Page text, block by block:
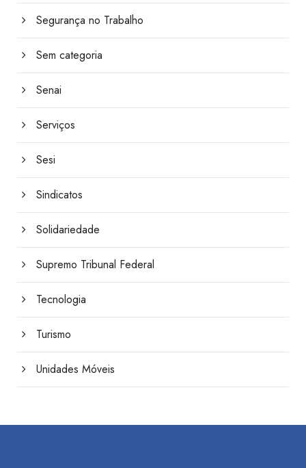
Segurança no Trabalho
Sem categoria
Senai
Serviços
Sesi
Sindicatos
Solidariedade
Supremo Tribunal Federal
Tecnologia
Turismo
Unidades Móveis